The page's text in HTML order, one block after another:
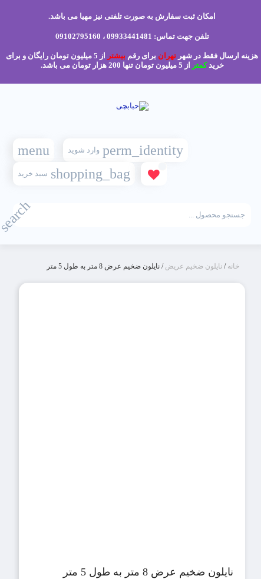
امکان ثبت سفارش به صورت تلفنی نیز مهیا می باشد.
تلفن جهت تماس: 09933441481 ، 09102795160
هزینه ارسال فقط در شهر تهرانبرای رقمبیشتر
از 5 میلیون تومان رایگان و برای
خریدکمتر از 5 میلیون تومان تنها 200 هزار تومان می باشد.
menu وارد شوید perm_identity
سبد خرید shopping_bag
search
خانه/نایلون ضخیم عریض / نایلون ضخیم عرض 8 متر به طول 5 متر
نایلون ضخیم عرض 8 متر به طول 5 متر